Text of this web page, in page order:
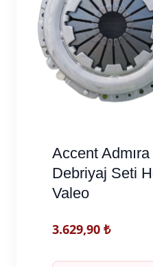
Accent
Debriyaj Seti
Valeo
3.629,90 ₺